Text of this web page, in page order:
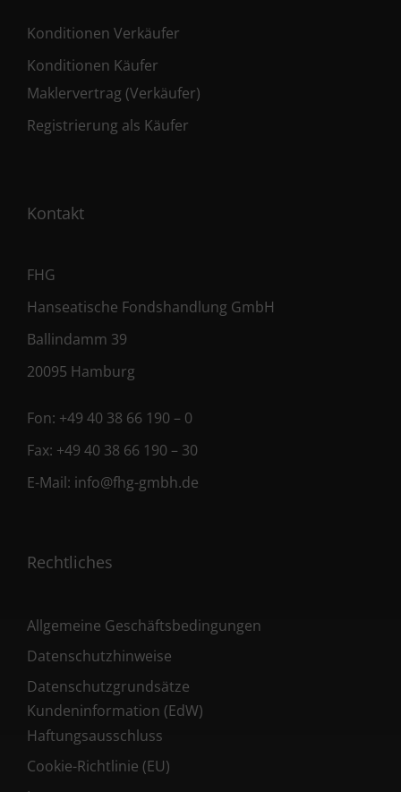
Konditionen Verkäufer
Konditionen Käufer
Maklervertrag (Verkäufer)
Registrierung als Käufer
Kontakt
FHG
Hanseatische Fondshandlung GmbH
Ballindamm 39
20095 Hamburg
Fon: +49 40 38 66 190 – 0
Fax: +49 40 38 66 190 – 30
E-Mail: info@fhg-gmbh.de
Rechtliches
Allgemeine Geschäftsbedingungen
Datenschutzhinweise
Datenschutzgrundsätze
Kundeninformation (EdW)
Haftungsausschluss
Cookie-Richtlinie (EU)